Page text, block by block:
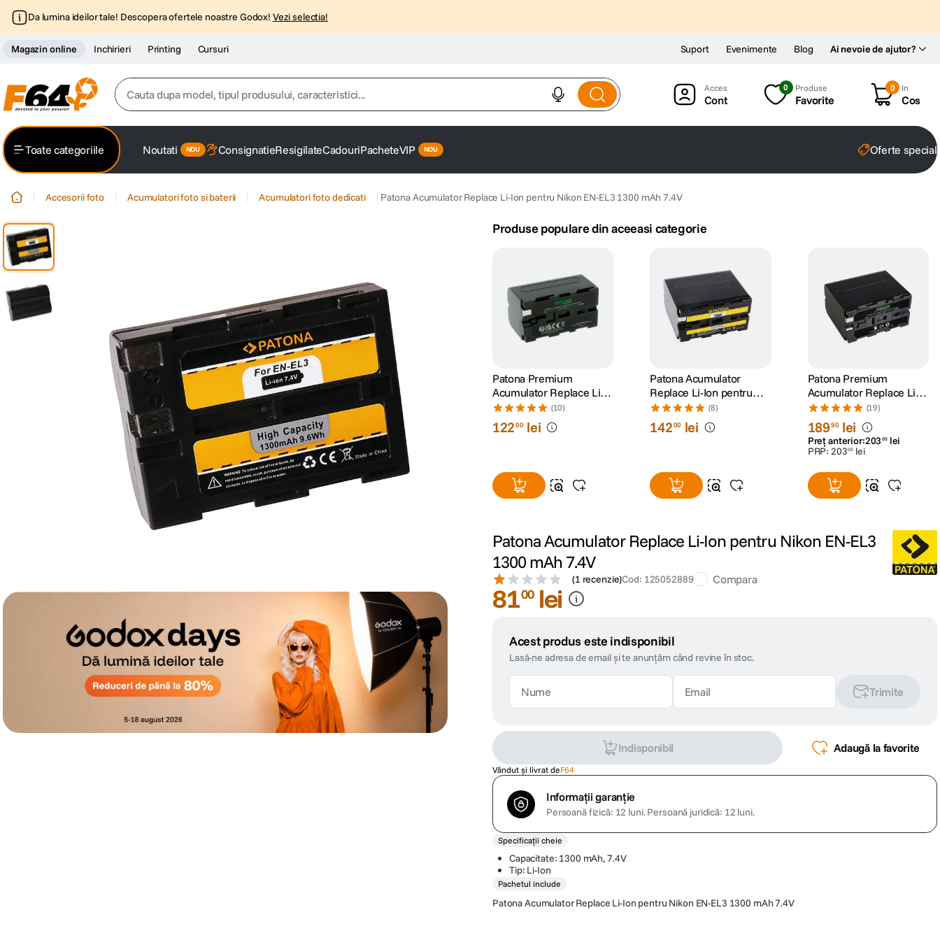
Da lumina ideilor tale! Descopera ofertele noastre Godox! Vezi selectia!
Magazin online Inchirieri Printing Cursuri Ai nevoie de ajutor?
Suport Evenimente Blog
Cauta dupa model, tipul produsului, caracteristici...
2 . trepied
6. lavaliera
7. card memorie
dji mic mini
dji osmo
10 insta 360
Cont
0 Produse
Favorite
0 In
Cos
Toate categoriile Noutati ConsignatieResigilateCadouriPacheteVIP Oferte
Accesorii foto Acumulatori foto si baterii Acumulatori foto dedicati Patona Acumulator Replace Li-Ion pentru Nikon EN-EL3 1300 mAh 7.4V
Produse populare din aceeasi categorie
Patona Premium
Acumulator Replace Li-
Ion pentru Sony NP-F750
5200mAh 7.4V
(10)
12200 lei
Patona Acumulator
Replace Li-Ion pentru
Sony NP-F970 6600 mAh
7.2V
(8)
14200 lei
Patona Premium
Acumulator Replace Li-
Ion pentru Sony NP-F970
7800mAh 7.2V
(19)
18990 lei
Preț anterior:203 00 lei
PRP: 20300 lei
Patona Acumulator Replace Li-Ion pentru Nikon EN-EL3
1300 mAh 7.4V
(1 recenzie)Cod: 125052889 Compara
8100 lei
Acest produs este indisponibil
Lasă-ne adresa de email și te anunțăm când revine în stoc.
Trimite
Indisponibil Adaugă la favorite
Vândut și livrat deF64
Informații garanție
Persoană fizică: 12 luni.Persoană juridică: 12 luni.
Specificații cheie
Capacitate: 1300 mAh, 7.4V
Tip: Li-Ion
Pachetul include
Patona Acumulator Replace Li-Ion pentru Nikon EN-EL3 1300 mAh 7.4V